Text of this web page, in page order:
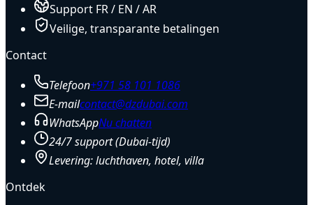
Support FR / EN / AR
Veilige, transparante betalingen
Contact
Telefoon+971 58 101 1086
E-mailcontact@dzdubai.com
WhatsAppNu chatten
24/7 support (Dubai-tijd)
Levering: luchthaven, hotel, villa
Ontdek